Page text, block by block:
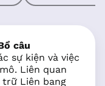
câu
sự kiện và việc
Liên quan
trữ Liên bang